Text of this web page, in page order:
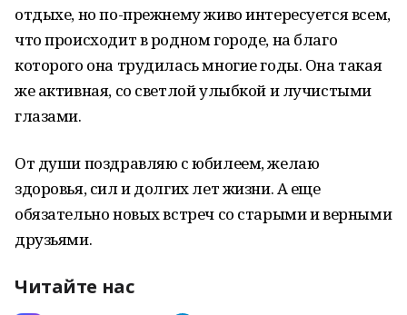
отдыхе, но по-прежнему живо интересуется всем,
что происходит в родном городе, на благо
которого она трудилась многие годы. Она такая
же активная, со светлой улыбкой и лучистыми
глазами.
От души поздравляю с юбилеем, желаю
здоровья, сил и долгих лет жизни. А еще
обязательно новых встреч со старыми и верными
друзьями.
Читайте нас